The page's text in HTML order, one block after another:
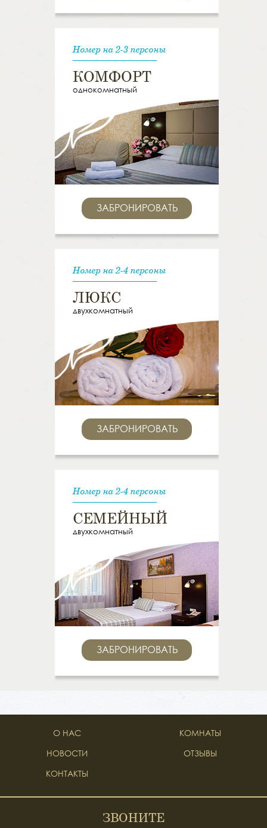
Номер на 2-3 персоны
КОМФОРТ
однокомнатный
ЗАБРОНИРОВАТЬ
Номер на 2-4 персоны
ЛЮКС
двухкомнатный
ЗАБРОНИРОВАТЬ
Номер на 2-4 персоны
СЕМЕЙНЫЙ
двухкомнатный
ЗАБРОНИРОВАТЬ
О НАС
КОМНАТЫ
НОВОСТИ
ОТЗЫВЫ
КОНТАКТЫ
ЗВОНИТЕ